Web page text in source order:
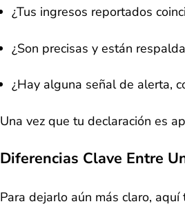
¿Tus ingresos reportados
¿Son precisas y están
¿Hay alguna señal de alerta,
Una vez que tu declaración es
Diferencias Clave Entre
Para dejarlo aún más claro,